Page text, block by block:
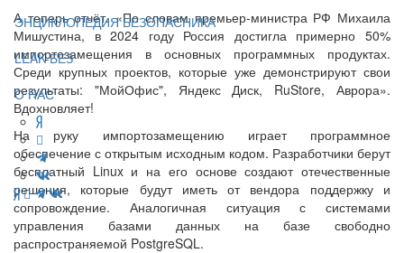
ЭНЦИКЛОПЕДИЯ БЕЗОПАСНИКА
LEAK-БЕЗ
О НАС
А теперь отчёт. «По словам премьер-министра РФ Михаила
Мишустина, в 2024 году Россия достигла примерно 50%
импортозамещения в основных программных продуктах.
Среди крупных проектов, которые уже демонстрируют свои
результаты: "МойОфис", Яндекс Диск, RuStore, Аврора».
Вдохновляет!
На руку импортозамещению играет программное
обеспечение с открытым исходным кодом. Разработчики берут
бесплатный Linux и на его основе создают отечественные
решения, которые будут иметь от вендора поддержку и
сопровождение. Аналогичная ситуация с системами
управления базами данных на базе свободно
распространяемой PostgreSQL.